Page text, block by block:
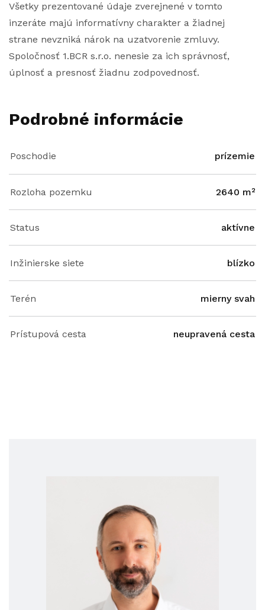
Všetky prezentované údaje zverejnené v tomto
inzeráte majú informatívny charakter a žiadnej
strane nevzniká nárok na uzatvorenie zmluvy.
Spoločnosť 1.BCR s.r.o. nenesie za ich správnosť,
úplnosť a presnosť žiadnu zodpovednosť.
Podrobné informácie
Poschodie prízemie
Rozloha pozemku 2640 m²
Status aktívne
Inžinierske siete blízko
Terén mierny svah
Prístupová cesta neupravená cesta